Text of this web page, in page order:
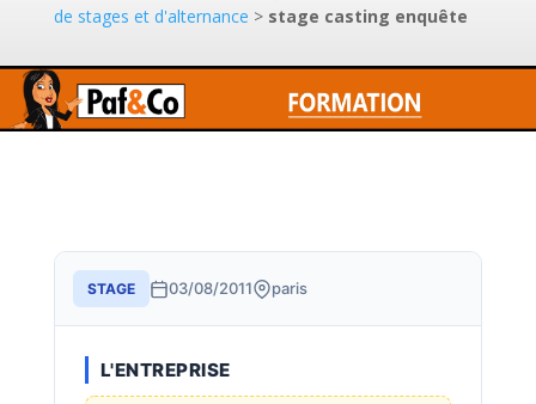
de stages et d'alternance > stage casting enquête
STAGE 03/08/2011 paris
L'ENTREPRISE